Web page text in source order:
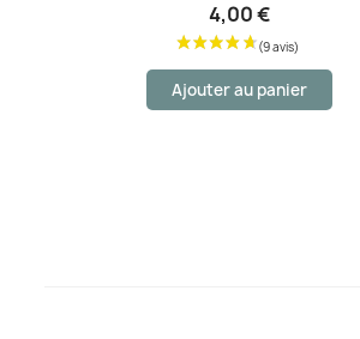
4,00 €
Ajouter au panier